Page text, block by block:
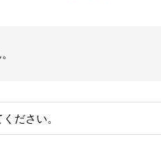
ださい。